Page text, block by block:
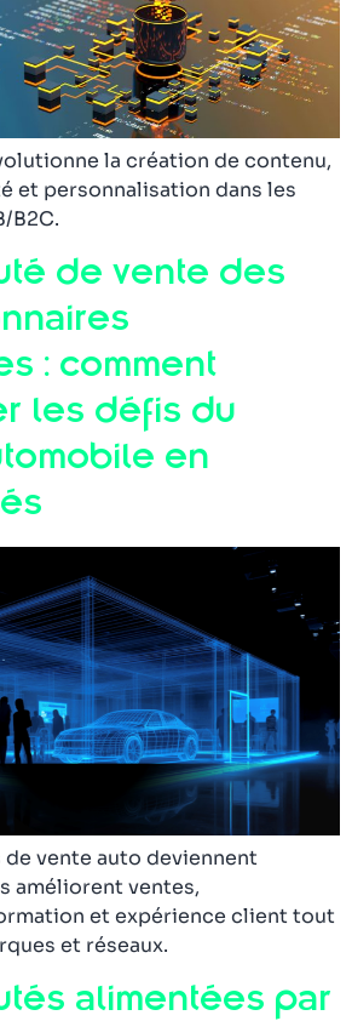
la création de contenu,
et personnalisation dans les
B2C.
de vente des
: comment
les défis du
en
de vente auto deviennent
améliorent ventes,
et expérience client tout
et réseaux.
alimentées par